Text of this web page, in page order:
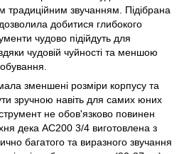
традиційним звучанням. Підібрана
добитися глибокого
чудово підійдуть для
чудовій чуйності та меншою
зменшені розміри корпусу та
зручною навіть для самих юних
не обов'язково повинен
дека AC200 3/4 виготовлена з
багатого та виразного звучання